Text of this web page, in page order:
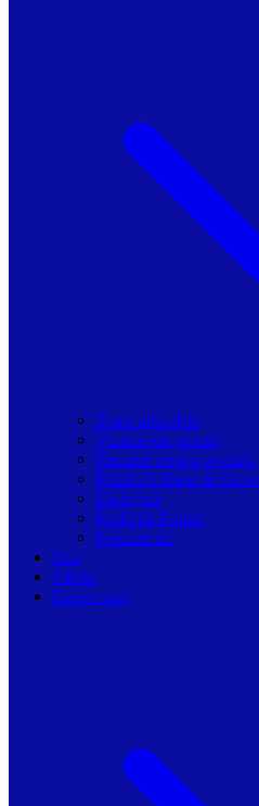
Toate articolele
Viziune de primar
Resurse pentru primarii
Politici Urbane &
Dialoguri
Profil de Primar
Podcast-uri
Stiri
Oferte
Despre noi